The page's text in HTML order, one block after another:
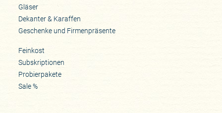
Gläser
Dekanter & Karaffen
Geschenke und Firmenpräsente
Feinkost
Subskriptionen
Probierpakete
Sale %